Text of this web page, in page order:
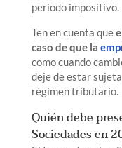
periodo impositivo.
Ten en cuenta que
caso de que la
como cuando
deje de estar
régimen tributario.
Quién debe
Sociedades en